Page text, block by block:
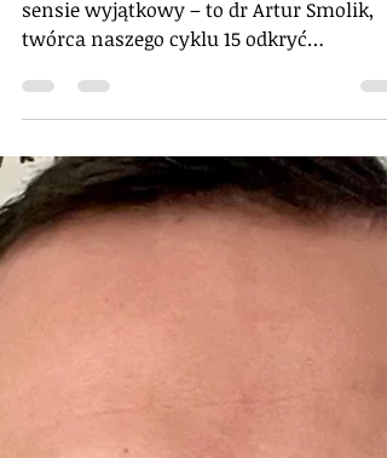
zarządzania jest przede
odpowiedzialność -15
menedżerskich - edycja 2 -
S02E22
Dzisiejszy rozmówca jest w pewnym
Rozwoju Menedżerskiego Manage or Die,
badacz, wykładowca akademicki,
etyki menedżerskiej.